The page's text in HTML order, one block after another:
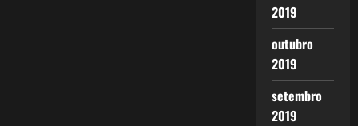
2019
outubro
2019
setembro
2019